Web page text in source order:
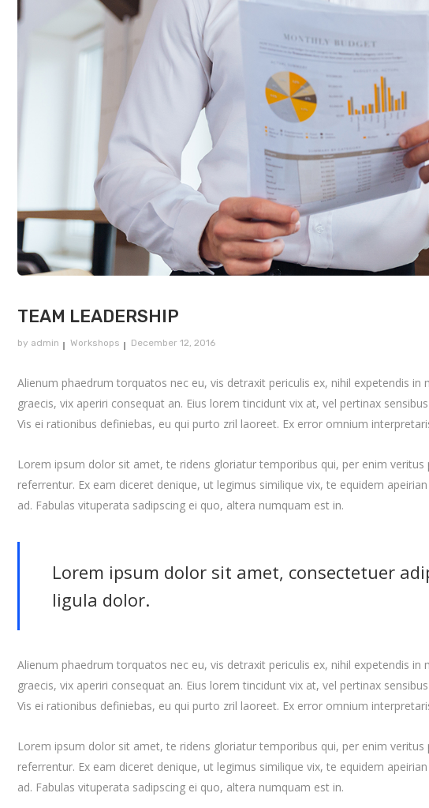
TEAM LEADERSHIP
by admin Workshops December 12, 2016
Alienum phaedrum torquatos nec eu, vis detraxit periculis ex, nihil expetendis in
graecis, vix aperiri consequat an. Eius lorem tincidunt vix at, vel pertinax
Vis ei rationibus definiebas, eu qui purto zril laoreet. Ex error omnium
Lorem ipsum dolor sit amet, te ridens gloriatur temporibus qui, per enim
referrentur. Ex eam diceret denique, ut legimus similique vix, te equidem
ad. Fabulas vituperata sadipscing ei quo, altera numquam est in.
Lorem ipsum dolor sit amet, consectetuer
ligula dolor.
Alienum phaedrum torquatos nec eu, vis detraxit periculis ex, nihil expetendis in
graecis, vix aperiri consequat an. Eius lorem tincidunt vix at, vel pertinax
Vis ei rationibus definiebas, eu qui purto zril laoreet. Ex error omnium
Lorem ipsum dolor sit amet, te ridens gloriatur temporibus qui, per enim
referrentur. Ex eam diceret denique, ut legimus similique vix, te equidem
ad. Fabulas vituperata sadipscing ei quo, altera numquam est in.